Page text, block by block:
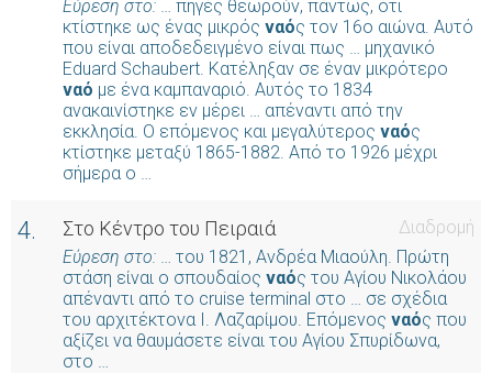
Εύρεση στο: … πηγές θεωρούν, πάντως, ότι
κτίστηκε ως ένας μικρός ναός τον 16ο αιώνα. Αυτό
που είναι αποδεδειγμένο είναι πως … μηχανικό
Eduard Schaubert. Κατέληξαν σε έναν μικρότερο
ναό με ένα καμπαναριό. Αυτός το 1834
ανακαινίστηκε εν μέρει … απέναντι από την
εκκλησία. Ο επόμενος και μεγαλύτερος ναός
κτίστηκε μεταξύ 1865-1882. Από το 1926 μέχρι
σήμερα ο …
4. Στο Κέντρο του Πειραιά
Διαδρομή
Εύρεση στο: … του 1821, Ανδρέα Μιαούλη. Πρώτη
στάση είναι ο σπουδαίος ναός του Αγίου Νικολάου
απέναντι από το cruise terminal στο … σε σχέδια
του αρχιτέκτονα Ι. Λαζαρίμου. Επόμενος ναός που
αξίζει να θαυμάσετε είναι του Αγίου Σπυρίδωνα,
στο …